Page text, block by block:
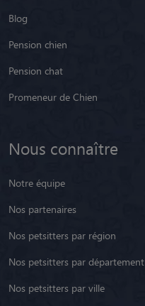
Blog
Pension chien
Pension chat
Promeneur de Chien
Nous connaître
Notre équipe
Nos partenaires
Nos petsitters par région
Nos petsitters par département
Nos petsitters par ville